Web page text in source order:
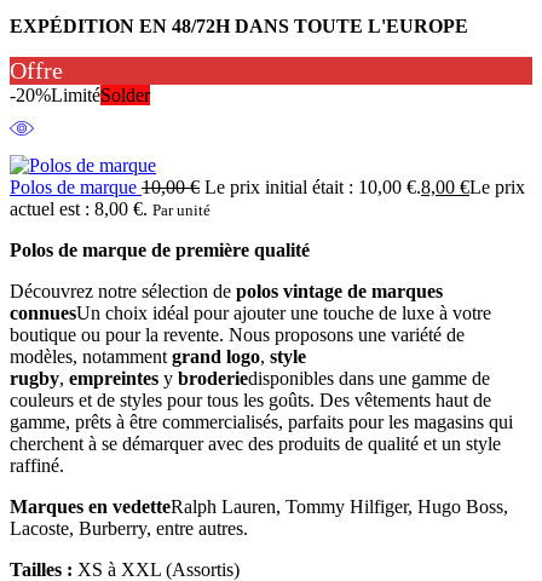
EXPÉDITION EN 48/72H DANS TOUTE L'EUROPE
Offre
-20%LimitéSolder
Polos de marque 10,00€ Le prix initial était : 10,00 €.8,00 €Le prix
actuel est : 8,00 €. Par unité
Polos de marque de première qualité
Découvrez notre sélection de polos vintage de marques
connuesUn choix idéal pour ajouter une touche de luxe à votre
boutique ou pour la revente. Nous proposons une variété de
modèles, notamment grand logo, style
rugby, empreintes y broderiedisponibles dans une gamme de
couleurs et de styles pour tous les goûts. Des vêtements haut de
gamme, prêts à être commercialisés, parfaits pour les magasins qui
cherchent à se démarquer avec des produits de qualité et un style
raffiné.
Marques en vedetteRalph Lauren, Tommy Hilfiger, Hugo Boss,
Lacoste, Burberry, entre autres.
Tailles : XS à XXL (Assortis)